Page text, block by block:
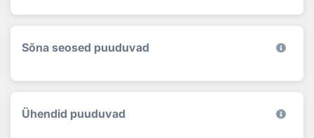
Sõna seosed puuduvad
Ühendid puuduvad